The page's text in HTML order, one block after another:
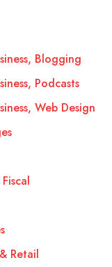
Blogging
Podcasts
Web Design
Retail